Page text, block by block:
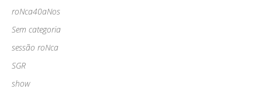
roNca40aNos
Sem categoria
sessão roNca
SGR
show